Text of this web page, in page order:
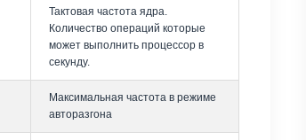
Тактовая частота ядра.
Количество операций которые
может выполнить процессор в
секунду.
Максимальная частота в режиме
авторазгона